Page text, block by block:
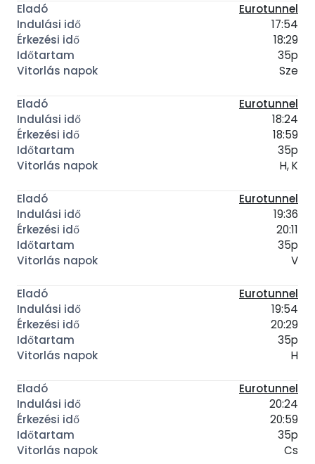
Eurotunnel
17:54
18:29
35p
Sze
Eurotunnel
18:24
18:59
35p
H, K
Eurotunnel
19:36
20:11
35p
V
Eurotunnel
19:54
20:29
35p
H
Eurotunnel
20:24
20:59
35p
Cs